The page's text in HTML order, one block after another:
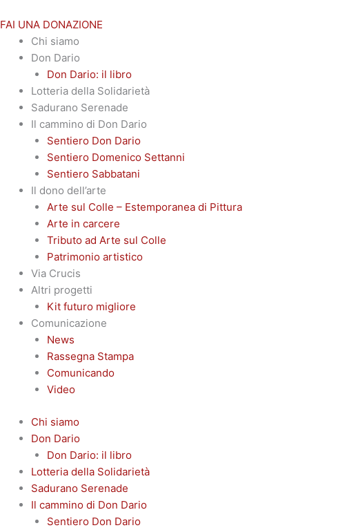
al
contenuto
FAI UNA DONAZIONE
Chi siamo
Don Dario
Don Dario: il libro
Lotteria della Solidarietà
Sadurano Serenade
Il cammino di Don Dario
Sentiero Don Dario
Sentiero Domenico Settanni
Sentiero Sabbatani
Il dono dell’arte
Arte sul Colle – Estemporanea di Pittura
Arte in carcere
Tributo ad Arte sul Colle
Patrimonio artistico
Via Crucis
Altri progetti
Kit futuro migliore
Comunicazione
News
Rassegna Stampa
Comunicando
Video
Chi siamo
Don Dario
Don Dario: il libro
Lotteria della Solidarietà
Sadurano Serenade
Il cammino di Don Dario
Sentiero Don Dario